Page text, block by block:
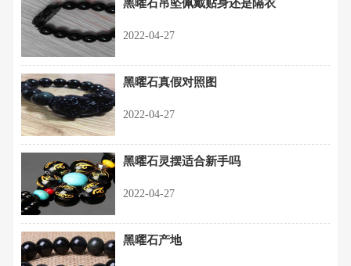
黑曜石吊坠佩戴贴身还是隔衣
2022-04-27
黑曜石真假对照图
2022-04-27
黑曜石灵摆适合新手吗
2022-04-27
黑曜石产地